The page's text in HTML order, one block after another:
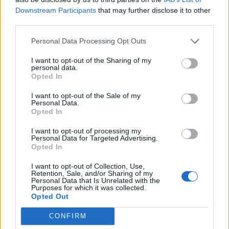
Downstream Participants that may further disclose it to other
Personal Data Processing Opt Outs
I want to opt-out of the Sharing of my
personal data.
Opted In
I want to opt-out of the Sale of my
Personal Data.
Opted In
I want to opt-out of processing my
Personal Data for Targeted Advertising.
Opted In
I want to opt-out of Collection, Use,
Retention, Sale, and/or Sharing of my
Personal Data that Is Unrelated with the
Purposes for which it was collected.
Opted Out
CONFIRM
Ceuta përballet me krizë
të rëndë humanitare, hyrja
dy ditë ndez përplasjet
politike në Spanjë
Profesori i Kembrixhit
largohet nga detyra pas
dhe pasaktësi akademike
Sllovakia përballet me
termometri arrin 42.2
gradë Celsius
Dy tramvaje përplasen në
plagosur, tre në gjendje
kritike